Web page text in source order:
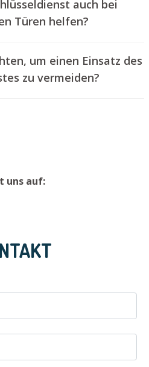
auch bei
Türen helfen?
nicht erfolgen, ohne das
bauen Ihnen jedoch einen
die Tür wieder
zu vermeiden?
uns auf: